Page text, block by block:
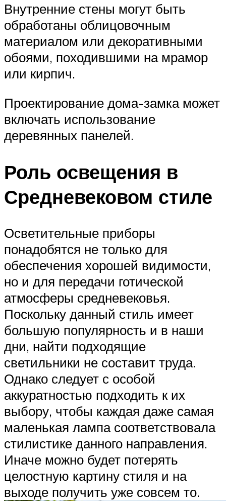
Внутренние стены могут быть
обработаны облицовочным
материалом или декоративными
обоями, походившими на мрамор
или кирпич.
Проектирование дома-замка может
включать использование
деревянных панелей.
Роль освещения в
Средневековом стиле
Осветительные приборы
понадобятся не только для
обеспечения хорошей видимости,
но и для передачи готической
атмосферы средневековья.
Поскольку данный стиль имеет
большую популярность и в наши
дни, найти подходящие
светильники не составит труда.
Однако следует с особой
аккуратностью подходить к их
выбору, чтобы каждая даже самая
маленькая лампа соответствовала
стилистике данного направления.
Иначе можно будет потерять
целостную картину стиля и на
выходе получить уже совсем то.